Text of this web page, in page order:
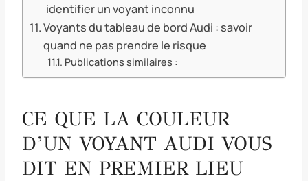
identifier un voyant inconnu
Voyants du tableau de bord Audi : savoir
quand ne pas prendre le risque
Publications similaires :
CE QUE LA COULEUR
D’UN VOYANT AUDI VOUS
DIT EN PREMIER LIEU